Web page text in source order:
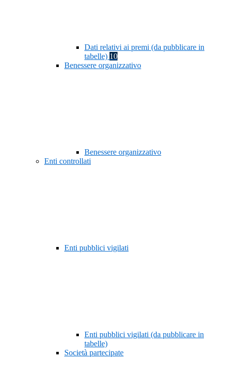
Dati relativi ai premi (da pubblicare in
tabelle) 10
Benessere organizzativo
Benessere organizzativo
Enti controllati
Enti pubblici vigilati
Enti pubblici vigilati (da pubblicare in
tabelle)
Società partecipate